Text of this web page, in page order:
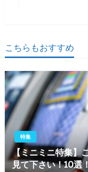
シ
ン
こちらもおすすめ
特集
【ミニミニ特集】
見て下さい！10選